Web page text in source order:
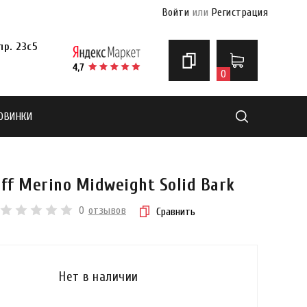
Войти или Регистрация
23с5
0
Merino Midweight Solid Bark
0 отзывов Сравнить
Нет в наличии